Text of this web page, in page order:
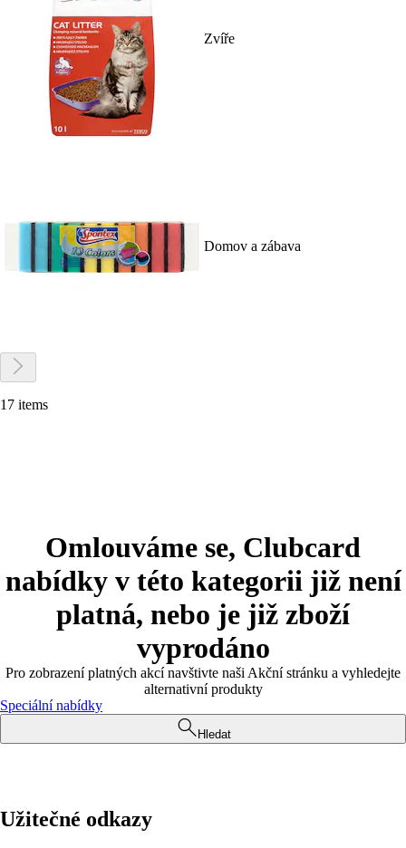
Zvíře
Domov a zábava
17 items
Omlouváme se, Clubcard
nabídky v této kategorii již není
platná, nebo je již zboží
vyprodáno
Pro zobrazení platných akcí navštivte naši Akční stránku a vyhledejte
alternativní produkty
Speciální nabídky
Hledat
Užitečné odkazy